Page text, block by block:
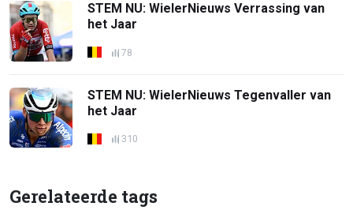
STEM NU: WielerNieuws Verrassing van
het Jaar
78
STEM NU: WielerNieuws Tegenvaller van
het Jaar
310
Gerelateerde tags